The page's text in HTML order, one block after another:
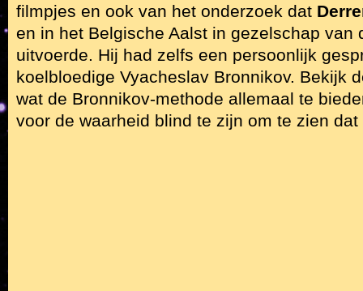
filmpjes en ook van het onderzoek dat
en in het Belgische Aalst in gezelschap van
uitvoerde. Hij had zelfs een persoonlijk
koelbloedige Vyacheslav Bronnikov. Bekijk
wat de Bronnikov-methode allemaal te
voor de waarheid blind te zijn om te zien